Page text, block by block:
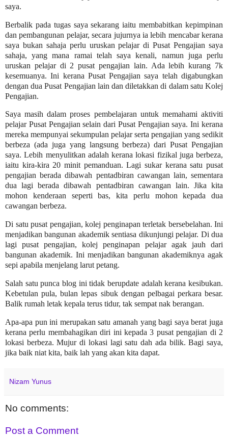
saya.
Berbalik pada tugas saya sekarang iaitu membabitkan kepimpinan
dan pembangunan pelajar, secara jujurnya ia lebih mencabar kerana
saya bukan sahaja perlu uruskan pelajar di Pusat Pengajian saya
sahaja, yang mana ramai telah saya kenali, namun juga perlu
uruskan pelajar di 2 pusat pengajian lain. Ada lebih kurang 7k
kesemuanya. Ini kerana Pusat Pengajian saya telah digabungkan
dengan dua Pusat Pengajian lain dan diletakkan di dalam satu Kolej
Pengajian.
Saya masih dalam proses pembelajaran untuk memahami aktiviti
pelajar Pusat Pengajian selain dari Pusat Pengajian saya. Ini kerana
mereka mempunyai sekumpulan pelajar serta pengajian yang sedikit
berbeza (ada juga yang langsung berbeza) dari Pusat Pengajian
saya. Lebih menyulitkan adalah kerana lokasi fizikal juga berbeza,
iaitu kira-kira 20 minit pemanduan. Lagi sukar kerana satu pusat
pengajian berada dibawah pentadbiran cawangan lain, sementara
dua lagi berada dibawah pentadbiran cawangan lain. Jika kita
mohon kenderaan seperti bas, kita perlu mohon kepada dua
cawangan berbeza.
Di satu pusat pengajian, kolej penginapan terletak bersebelahan. Ini
menjadikan bangunan akademik sentiasa dikunjungi pelajar. Di dua
lagi pusat pengajian, kolej penginapan pelajar agak jauh dari
bangunan akademik. Ini menjadikan bangunan akademiknya agak
sepi apabila menjelang larut petang.
Salah satu punca blog ini tidak berupdate adalah kerana kesibukan.
Kebetulan pula, bulan lepas sibuk dengan pelbagai perkara besar.
Balik rumah letak kepala terus tidur, tak sempat nak berangan.
Apa-apa pun ini merupakan satu amanah yang bagi saya berat juga
kerana perlu membahagikan diri ini kepada 3 pusat pengajian di 2
lokasi berbeza. Mujur di lokasi lagi satu dah ada bilik. Bagi saya,
jika baik niat kita, baik lah yang akan kita dapat.
Nizam Yunus
No comments:
Post a Comment